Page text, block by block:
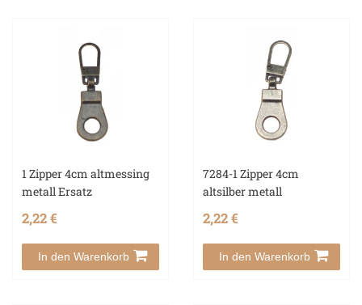
1 Zipper 4cm altmessing
metall Ersatz
2,22 €
In den Warenkorb
7284-1 Zipper 4cm
altsilber metall
2,22 €
In den Warenkorb